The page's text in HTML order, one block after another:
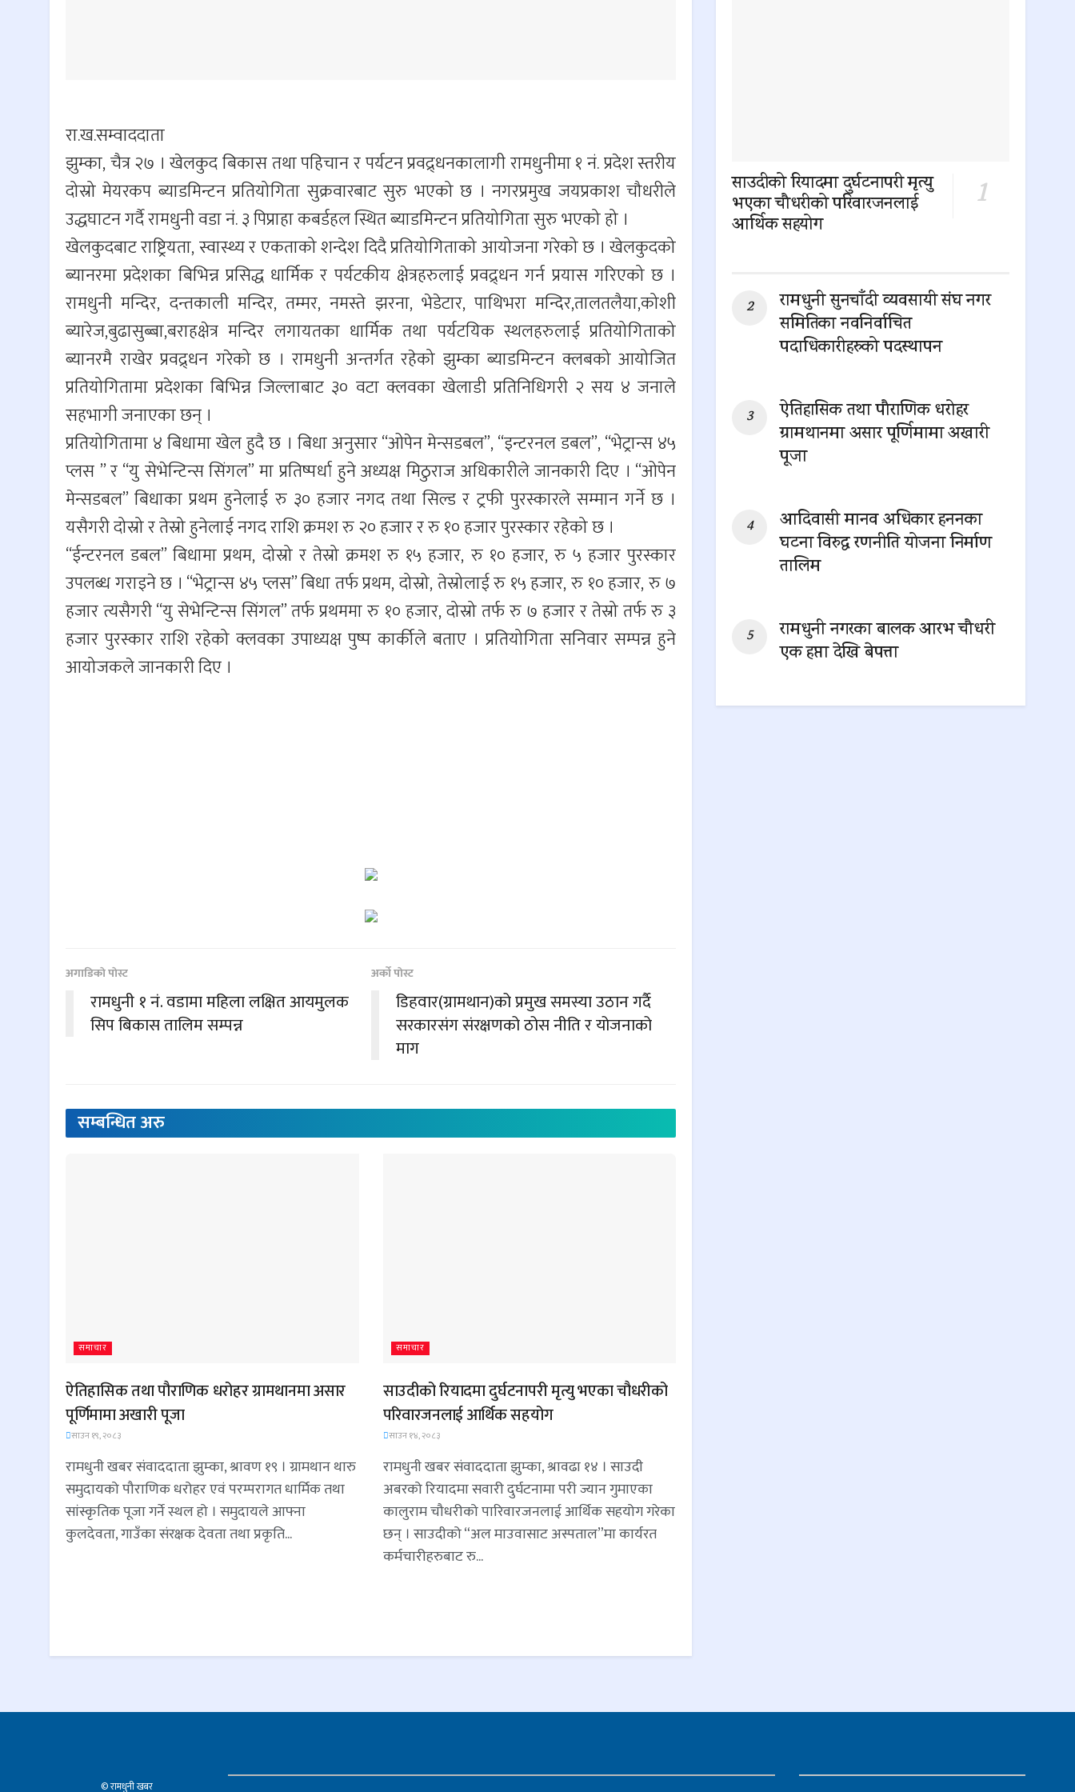
रा.ख.सम्वाददाता
झुम्का, चैत्र २७ । खेलकुद बिकास तथा पहिचान र पर्यटन प्रवद्र्धनकालागी रामधुनीमा १ नं. प्रदेश स्तरीय
दोस्रो मेयरकप ब्याडमिन्टन प्रतियोगिता सुक्रवारबाट सुरु भएको छ । नगरप्रमुख जयप्रकाश चौधरीले
उद्धघाटन गर्दै रामधुनी वडा नं. ३ पिप्राहा कबर्डहल स्थित ब्याडमिन्टन प्रतियोगिता सुरु भएको हो ।
खेलकुदबाट राष्ट्रियता, स्वास्थ्य र एकताको शन्देश दिदै प्रतियोगिताको आयोजना गरेको छ । खेलकुदको
ब्यानरमा प्रदेशका बिभिन्न प्रसिद्ध धार्मिक र पर्यटकीय क्षेत्रहरुलाई प्रवद्र्धन गर्न प्रयास गरिएको छ ।
रामधुनी मन्दिर, दन्तकाली मन्दिर, तम्मर, नमस्ते झरना, भेडेटार, पाथिभरा मन्दिर,तालतलैया,कोशी
ब्यारेज,बुढासुब्बा,बराहक्षेत्र मन्दिर लगायतका धार्मिक तथा पर्यटयिक स्थलहरुलाई प्रतियोगिताको
ब्यानरमै राखेर प्रवद्र्धन गरेको छ । रामधुनी अन्तर्गत रहेको झुम्का ब्याडमिन्टन क्लबको आयोजित
प्रतियोगितामा प्रदेशका बिभिन्न जिल्लाबाट ३० वटा क्लवका खेलाडी प्रतिनिधिगरी २ सय ४ जनाले
सहभागी जनाएका छन् ।
प्रतियोगितामा ४ बिधामा खेल हुदै छ । बिधा अनुसार “ओपेन मेन्सडबल”, “इन्टरनल डबल”, “भेट्रान्स ४५
प्लस ” र “यु सेभेन्टिन्स सिंगल” मा प्रतिष्पर्धा हुने अध्यक्ष मिठुराज अधिकारीले जानकारी दिए । “ओपेन
मेन्सडबल” बिधाका प्रथम हुनेलाई रु ३० हजार नगद तथा सिल्ड र ट्रफी पुरस्कारले सम्मान गर्ने छ ।
यसैगरी दोस्रो र तेस्रो हुनेलाई नगद राशि क्रमश रु २० हजार र रु १० हजार पुरस्कार रहेको छ ।
“ईन्टरनल डबल” बिधामा प्रथम, दोस्रो र तेस्रो क्रमश रु १५ हजार, रु १० हजार, रु ५ हजार पुरस्कार
उपलब्ध गराइने छ । “भेट्रान्स ४५ प्लस” बिधा तर्फ प्रथम, दोस्रो, तेस्रोलाई रु १५ हजार, रु १० हजार, रु ७
हजार त्यसैगरी “यु सेभेन्टिन्स सिंगल” तर्फ प्रथममा रु १० हजार, दोस्रो तर्फ रु ७ हजार र तेस्रो तर्फ रु ३
हजार पुरस्कार राशि रहेको क्लवका उपाध्यक्ष पुष्प कार्कीले बताए । प्रतियोगिता सनिवार सम्पन्न हुने
आयोजकले जानकारी दिए ।
अगाडिकाे पाेस्ट
रामधुनी १ नं. वडामा महिला लक्षित आयमुलक
सिप बिकास तालिम सम्पन्न
अर्काे पाेस्ट
डिहवार(ग्रामथान)को प्रमुख समस्या उठान गर्दै
सरकारसंग संरक्षणको ठोस नीति र योजनाको
माग
सम्बन्धितअरु
समाचार
ऐतिहासिक तथा पौराणिक धरोहर ग्रामथानमा असार
पूर्णिमामा अखारी पूजा
साउन १९, २०८३
रामधुनी खबर संवाददाता झुम्का, श्रावण १९ । ग्रामथान थारु
समुदायको पौराणिक धरोहर एवं परम्परागत धार्मिक तथा
सांस्कृतिक पूजा गर्ने स्थल हो । समुदायले आफ्ना
कुलदेवता, गाउँका संरक्षक देवता तथा प्रकृति...
समाचार
साउदीको रियादमा दुर्घटनापरी मृत्यु भएका चौधरीको
परिवारजनलाई आर्थिक सहयोग
साउन १४, २०८३
रामधुनी खबर संवाददाता झुम्का, श्रावढा १४ । साउदी
अबरको रियादमा सवारी दुर्घटनामा परी ज्यान गुमाएका
कालुराम चौधरीको पारिवारजनलाई आर्थिक सहयोग गरेका
छन् । साउदीको “अल माउवासाट अस्पताल”मा कार्यरत
कर्मचारीहरुबाट रु...
साउदीको रियादमा दुर्घटनापरी मृत्यु
भएका चौधरीको परिवारजनलाई
आर्थिक सहयोग
रामधुनी सुनचाँदी व्यवसायी संघ नगर
समितिका नवनिर्वाचित
पदाधिकारीहरुको पदस्थापन
ऐतिहासिक तथा पौराणिक धरोहर
ग्रामथानमा असार पूर्णिमामा अखारी
पूजा
आदिवासी मानव अधिकार हननका
घटना विरुद्ध रणनीति योजना निर्माण
तालिम
रामधुनी नगरका बालक आरभ चौधरी
एक हप्ता देखि बेपत्ता
© रामधुनी खबर